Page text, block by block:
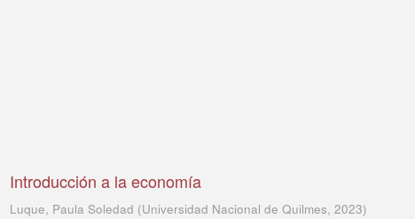
Introducción a la economía
Luque, Paula Soledad (Universidad Nacional de Quilmes,2023)